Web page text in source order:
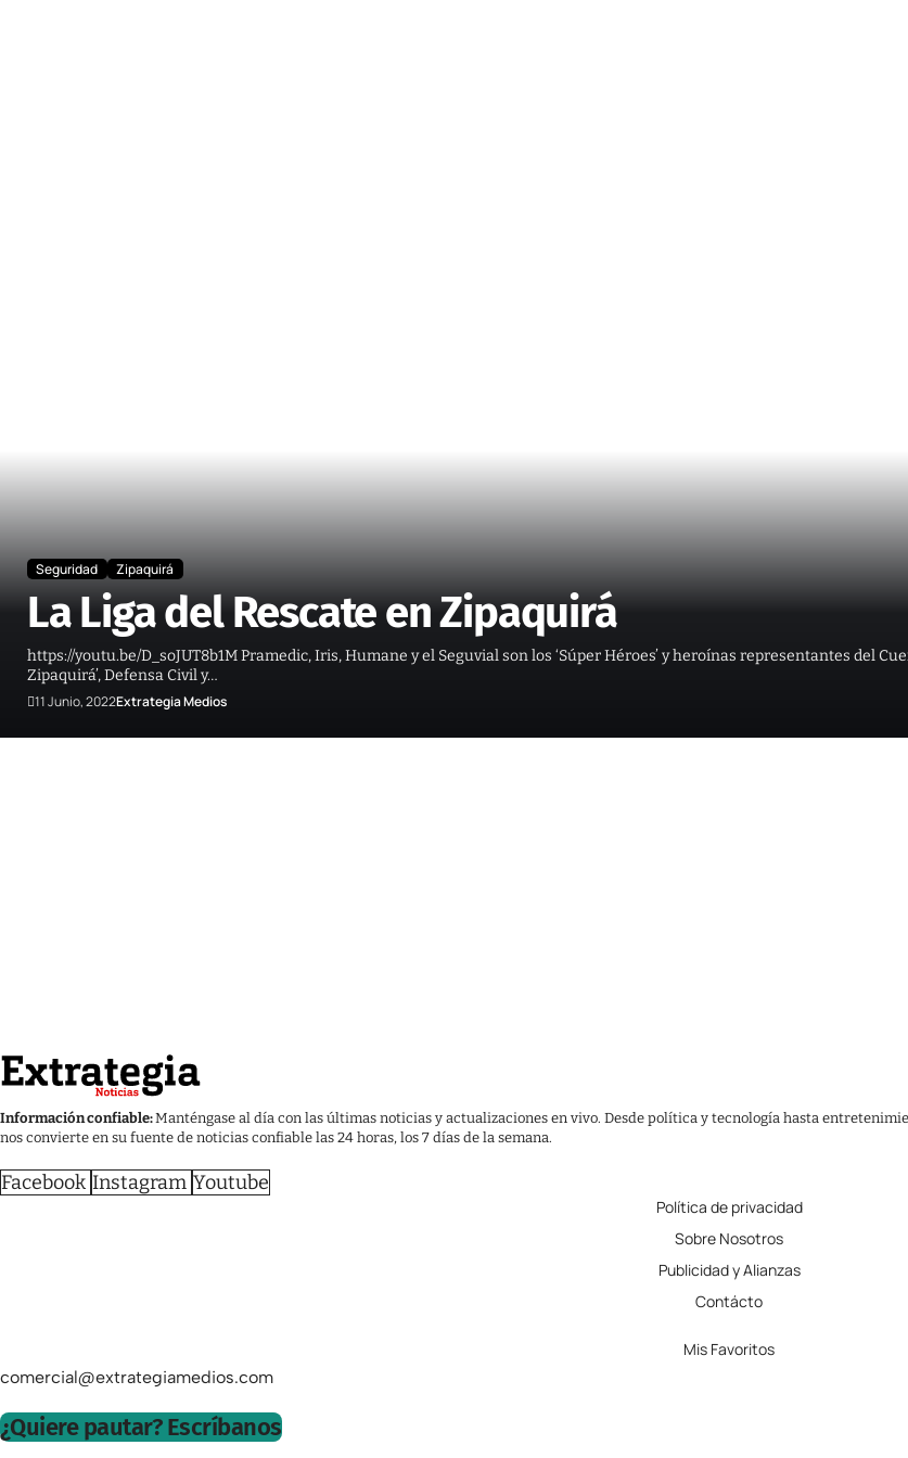
Seguridad Zipaquirá
La Liga del Rescate en Zipaquirá
https://youtu.be/D_soJUT8b1M Pramedic, Iris, Humane y el Seguvial son los ‘Súper Héroes’ y heroínas representantes del
Zipaquirá’, Defensa Civil y…
11 Junio, 2022Extrategia Medios
Información confiable:Manténgase al día con las últimas noticias y actualizaciones en vivo. Desde política y tecnología hasta
nos convierte en su fuente de noticias confiable las 24 horas, los 7 días de la semana.
Facebook Instagram Youtube
Política de privacidad
Sobre Nosotros
Publicidad y Alianzas
Contácto
Mis Favoritos
comercial@extrategiamedios.com
¿Quiere pautar? Escríbanos